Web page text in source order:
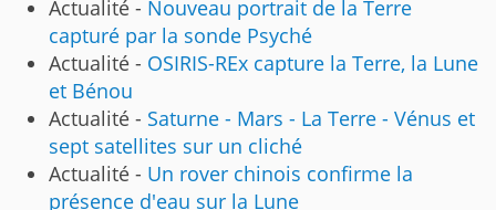
Actualité - Nouveau portrait de la Terre
capturé par la sonde Psyché
Actualité - OSIRIS-REx capture la Terre, la Lune
et Bénou
Actualité - Saturne - Mars - La Terre - Vénus et
sept satellites sur un cliché
Actualité - Un rover chinois confirme la
présence d'eau sur la Lune